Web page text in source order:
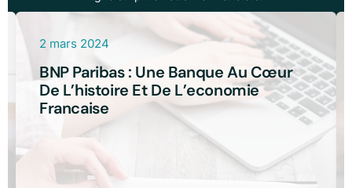
2 mars 2024
BNP Paribas : Une Banque Au Cœur
De L’histoire Et De L’economie
Francaise